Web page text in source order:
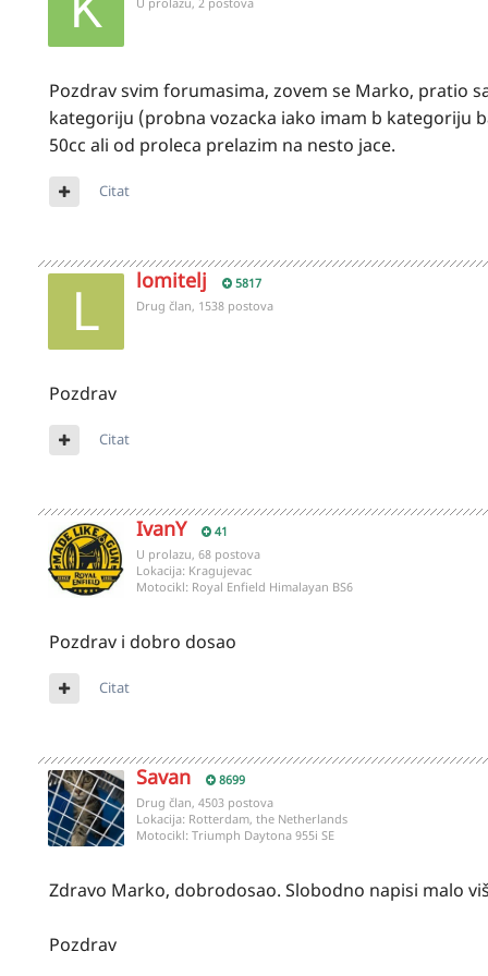
Pozdrav svim forumasima, zovem se Marko, pratio
kategoriju (probna vozacka iako imam b kategoriju
50cc ali od proleca prelazim na nesto jace.
Citat
lomitelj
5817
Drug član, 1538 postova
Pozdrav
Citat
IvanY
41
U prolazu, 68 postova
Lokacija: Kragujevac
Motocikl: Royal Enfield Himalayan BS6
Pozdrav i dobro dosao
Citat
Savan
8699
Drug član, 4503 postova
Lokacija: Rotterdam, the Netherlands
Motocikl: Triumph Daytona 955i SE
Zdravo Marko, dobrodosao. Slobodno napisi malo
Pozdrav